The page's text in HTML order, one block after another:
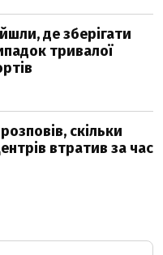
де зберігати
тривалої
скільки
втратив за час